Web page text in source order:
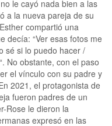
le cayó nada bien a las
a la nueva pareja de su
compartió una
decía: “Ver esas fotos me
sé si lo puedo hacer /
No obstante, con el paso
el vínculo con su padre y
2021, el protagonista de
fueron padres de un
Rose le dieron la
expresó en las